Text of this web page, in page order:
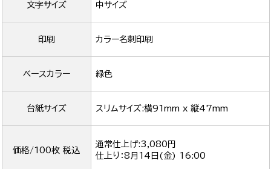
文字サイズ 中サイズ
印刷 カラー名刺印刷
ベースカラー 緑色
台紙サイズ スリムサイズ:横91mm x 縦47mm
価格/100枚 税込
通常仕上げ:3,080円
仕上り：8月14日(金) 16:00